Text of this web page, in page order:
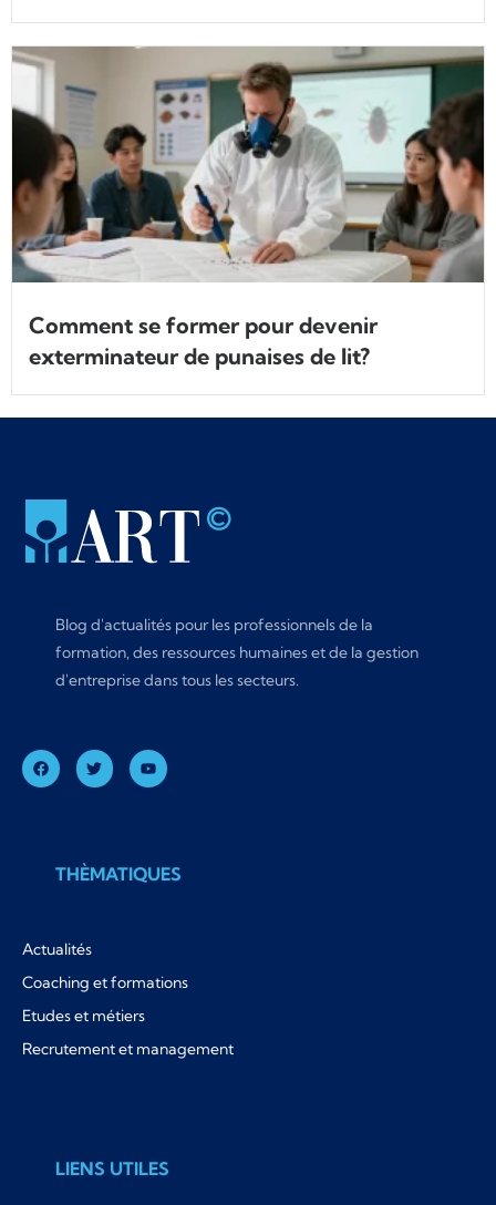
Comment se former pour devenir
exterminateur de punaises de lit?
Blog d'actualités pour les professionnels de la
formation, des ressources humaines et de la gestion
d'entreprise dans tous les secteurs.
THÈMATIQUES
Actualités
Coaching et formations
Etudes et métiers
Recrutement et management
LIENS UTILES